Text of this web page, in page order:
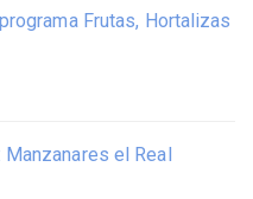
Frutas, Hortalizas
el Real